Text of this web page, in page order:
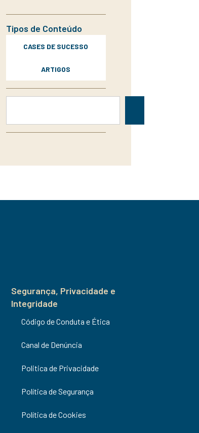
Tipos de Conteúdo
CASES DE SUCESSO
ARTIGOS
Segurança, Privacidade e
Integridade
Código de Conduta e Ética
Canal de Denúncia
Politica de Privacidade
Política de Segurança
Política de Cookies